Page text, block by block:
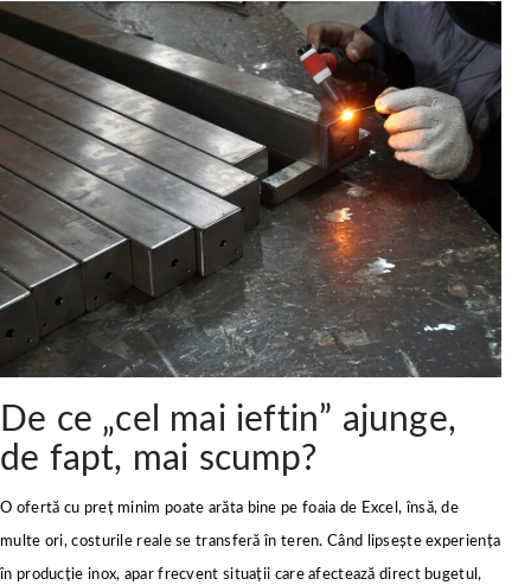
De ce „cel mai ieftin” ajunge,
de fapt, mai scump?
O ofertă cu preț minim poate arăta bine pe foaia de Excel, însă, de
multe ori, costurile reale se transferă în teren. Când lipsește experiența
în producție inox, apar frecvent situații care afectează direct bugetul,